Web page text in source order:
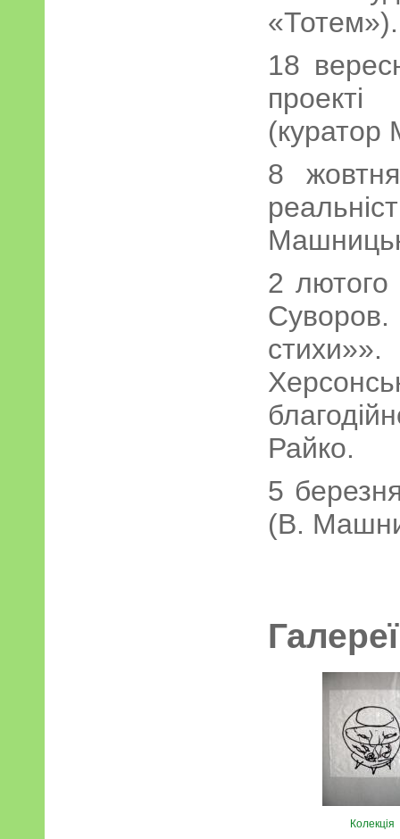
«Тотем»).
18
8
2
Райко.
5
(В.
Галереї
Колекція